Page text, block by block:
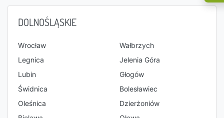
DOLNOŚLĄSKIE
Wrocław
Wałbrzych
Legnica
Jelenia Góra
Lubin
Głogów
Świdnica
Bolesławiec
Oleśnica
Dzierżoniów